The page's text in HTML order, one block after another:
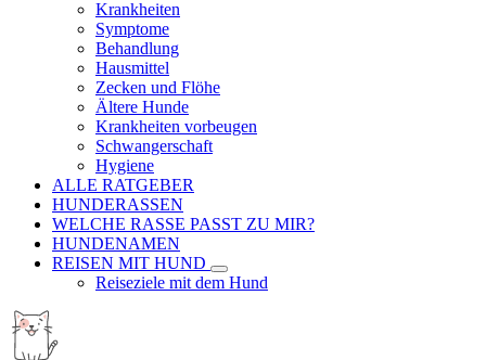
Krankheiten
Symptome
Behandlung
Hausmittel
Zecken und Flöhe
Ältere Hunde
Krankheiten vorbeugen
Schwangerschaft
Hygiene
ALLE RATGEBER
HUNDERASSEN
WELCHE RASSE PASST ZU MIR?
HUNDENAMEN
REISEN MIT HUND
Reiseziele mit dem Hund